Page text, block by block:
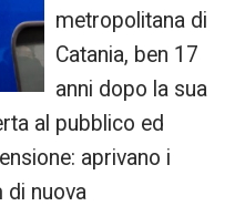
metropolitana di
Catania, ben 17
anni dopo la sua
al pubblico ed
aprivano i
di nuova